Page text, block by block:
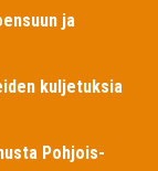
ja
kuljetuksia
Pohjois-